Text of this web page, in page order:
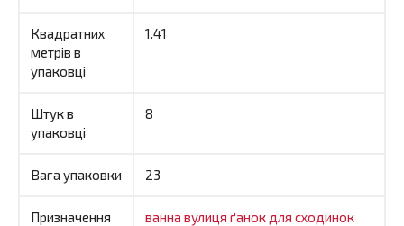
Квадратних
метрів в
упаковці
1.41
Штук в
упаковці
8
Вага упаковки 23
Призначення ванна вулиця ґанок для сходинок